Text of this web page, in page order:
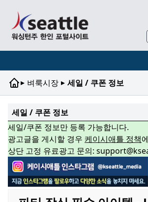
▸ 벼룩시장 ▸ 세일 / 쿠폰 정보
세일 / 쿠폰 정보
세일/쿠폰 정보만 등록 가능합니다.
광고글을 게시할 경우 케이시애틀 정책
상단 고정 유료광고 문의: